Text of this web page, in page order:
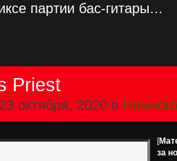
партии бас-гитары…
Priest
23 октября, 2020 в
[
за